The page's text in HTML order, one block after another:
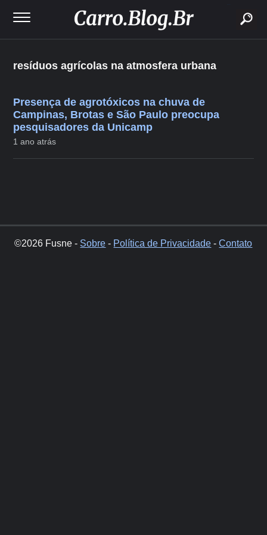
resíduos agrícolas na atmosfera urbana
Presença de agrotóxicos na chuva de
Campinas, Brotas e São Paulo preocupa
pesquisadores da Unicamp
1 ano atrás
©2026 Fusne - Sobre - Política de Privacidade -Contato